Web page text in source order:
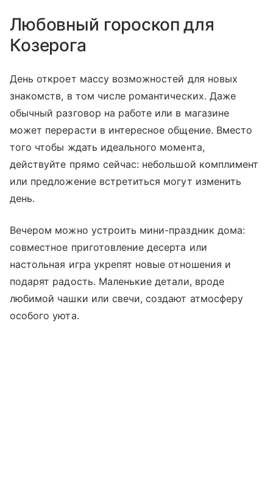
Любовный гороскоп для
Козерога
День откроет массу возможностей для новых
знакомств, в том числе романтических. Даже
обычный разговор на работе или в магазине
может перерасти в интересное общение. Вместо
того чтобы ждать идеального момента,
действуйте прямо сейчас: небольшой комплимент
или предложение встретиться могут изменить
день.
Вечером можно устроить мини-праздник дома:
совместное приготовление десерта или
настольная игра укрепят новые отношения и
подарят радость. Маленькие детали, вроде
любимой чашки или свечи, создают атмосферу
особого уюта.